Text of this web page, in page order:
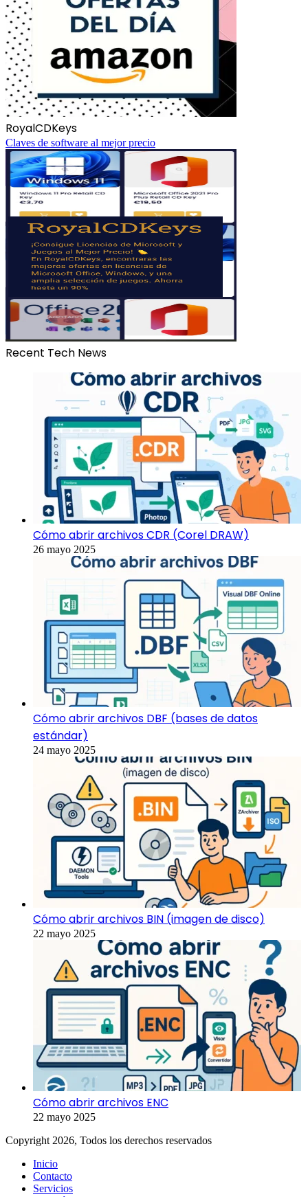
RoyalCDKeys
Claves de software al mejor precio
Recent Tech News
Cómo abrir archivos CDR (Corel DRAW)
26 mayo 2025
Cómo abrir archivos DBF (bases de datos
estándar)
24 mayo 2025
Cómo abrir archivos BIN (imagen de disco)
22 mayo 2025
Cómo abrir archivos ENC
22 mayo 2025
Copyright 2026, Todos los derechos reservados
Inicio
Contacto
Servicios